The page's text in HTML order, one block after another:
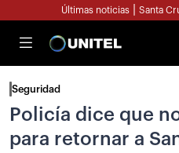
Últimas noticias Santa
Seguridad
Policía dice que
para retornar a